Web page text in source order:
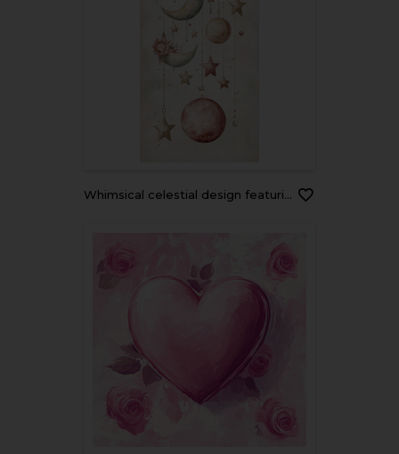
Whimsical celestial design featuring moons, stars, and floral elements in soft pastel colors. Perfect for nursery decor or dreamy illustrations